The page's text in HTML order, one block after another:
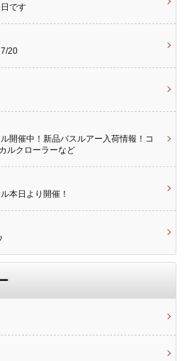
です
20
開催中！新品バスルアー入荷情報！コ
ルクローラーなど
本日より開催！